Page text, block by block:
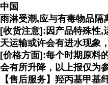
中国
雨淋受潮,应与有毒物品隔
[收货注意]:因产品特殊性,
天运输或许会有进水现象
[价格方面]:每个时期原料
会有所升降，以上报仅为
【售后服务】羟丙基甲基